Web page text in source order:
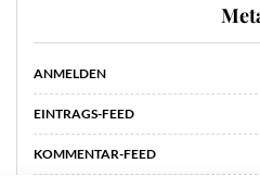
ANMELDEN
EINTRAGS-FEED
KOMMENTAR-FEED